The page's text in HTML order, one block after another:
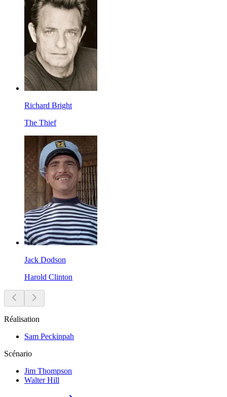
Richard Bright
The Thief
Jack Dodson
Harold Clinton
Réalisation
Sam Peckinpah
Scénario
Jim Thompson
Walter Hill